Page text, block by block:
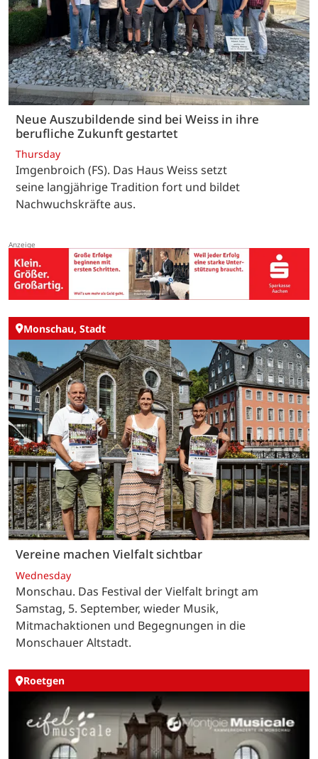
Neue Auszubildende sind bei Weiss in ihre
berufliche Zukunft gestartet
Thursday
Imgenbroich (FS). Das Haus Weiss setzt
seine langjährige Tradition fort und bildet
Nachwuchskräfte aus.
Monschau, Stadt
Vereine machen Vielfalt sichtbar
Wednesday
Monschau. Das Festival der Vielfalt bringt am
Samstag, 5. September, wieder Musik,
Mitmachaktionen und Begegnungen in die
Monschauer Altstadt.
Roetgen